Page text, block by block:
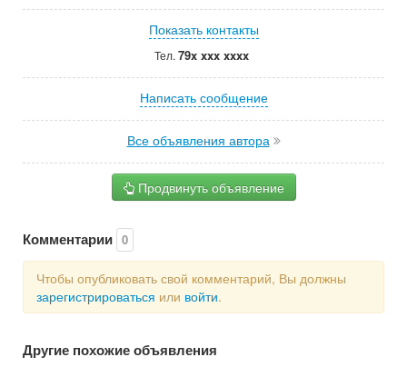
Показать контакты
Тел. 79x xxx xxxx
Написать сообщение
Все объявления автора
Продвинуть объявление
Комментарии 0
Чтобы опубликовать свой комментарий, Вы должны
зарегистрироваться или войти.
Другие похожие объявления